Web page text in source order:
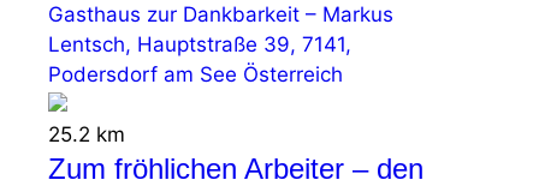
Gasthaus zur Dankbarkeit – Markus
Lentsch, Hauptstraße 39, 7141,
Podersdorf am See Österreich
25.2 km
Zum fröhlichen Arbeiter – den